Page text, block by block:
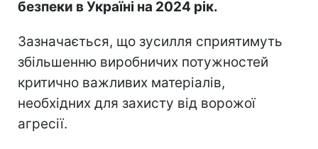
безпеки в Україні на 2024 рік.
Зазначається, що зусилля сприятимуть
збільшенню виробничих потужностей
критично важливих матеріалів,
необхідних для захисту від ворожої
агресії.